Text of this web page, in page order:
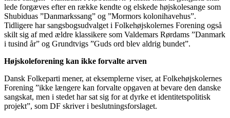
lede forgæves efter en række kendte og elskede højskolesange som
Shubiduas ”Danmarkssang” og ”Mormors kolonihavehus”.
Tidligere har sangsbogsudvalget i Folkehøjskolernes Forening også
skilt sig af med ældre klassikere som Valdemars Rørdams ”Danmark
i tusind år” og Grundtvigs ”Guds ord blev aldrig bundet”.
Højskoleforening kan ikke forvalte arven
Dansk Folkeparti mener, at eksemplerne viser, at Folkehøjskolernes
Forening ”ikke længere kan forvalte opgaven at bevare den danske
sangskat, men i stedet har sat sig for at dyrke et identitetspolitisk
projekt”, som DF skriver i beslutningsforslaget.